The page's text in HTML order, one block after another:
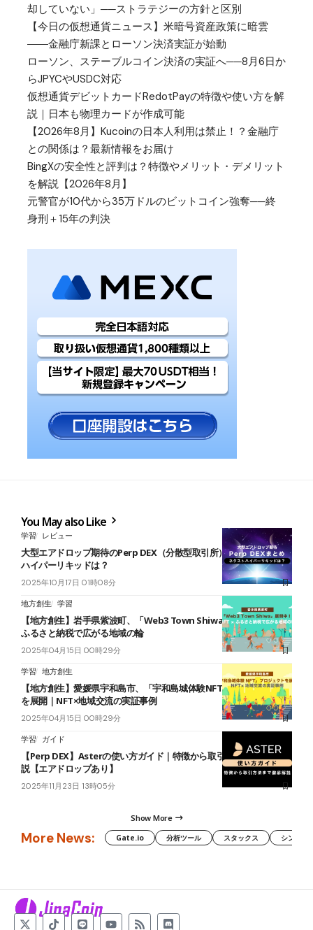
却していない」──ストラテジーの方針と区別
【今日の仮想通貨ニュース】米暗号資産政策に暗雲
――金融庁新課とローソン決済実証が始動
ローソン、ステーブルコイン決済の実証へ──8月6日か
らJPYCやUSDC対応
仮想通貨デビットカードRedotPayの特徴や使い方を解
説｜日本も物理カードが作成可能
【2026年8月】Kucoinの日本人利用は禁止！？金融庁
との関係は？最新情報をお届け
BingXの安全性と評判は？特徴やメリット・デメリット
を解説【2026年8月】
元警官が10代から35万ドルのビットコイン強奪──終
身刑＋15年の判決
You May also Like
学習 レビュー
大型エアドロップ期待のPerp DEX（分散型取引所）一覧｜ネクスト
ハイパーリキッドは？
2025年10月17日 01時08分
地方創生 学習
【地方創生】岩手県紫波町、「Web3 Town Shiwa」展開中！NFT ×
ふるさと納税で広がる地域の輪
2025年04月15日 00時29分
学習 地方創生
【地方創生】愛媛県宇和島市、「宇和島城体験NFT」プロジェクト
を展開｜NFT×地域交流の実証事例
2025年04月15日 00時29分
学習 ガイド
【Perp DEX】Asterの使い方ガイド｜特徴から取引方法まで徹底解
説【エアドロップあり】
2025年11月23日 13時05分
Show More
More News: Gate.io 分析ツール スタックス シンボル